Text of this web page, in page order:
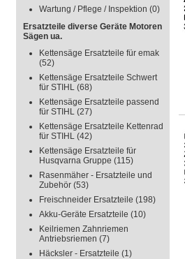
Wartung / Pflege / Inspektion (0)
Ersatzteile diverse Geräte Motoren
Sägen ua.
Kettensäge Ersatzteile für emak
(52)
Kettensäge Ersatzteile Schwert
für STIHL (68)
Kettensäge Ersatzteile passend
für STIHL (27)
Kettensäge Ersatzteile Kettenrad
für STIHL (42)
Kettensäge Ersatzteile für
Husqvarna Gruppe (115)
Rasenmäher - Ersatzteile und
Zubehör (53)
Freischneider Ersatzteile (198)
Akku-Geräte Ersatzteile (10)
Keilriemen Zahnriemen
Antriebsriemen (7)
Häcksler - Ersatzteile (1)